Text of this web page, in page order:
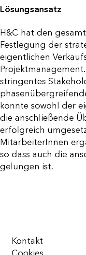
Lösungsansatz
H&C hat den
Festlegung der
eigentlichen
stringentes
konnte sowohl der
die anschließende
erfolgreich
MitarbeiterInnen
so dass auch die
gelungen ist.
Kontakt